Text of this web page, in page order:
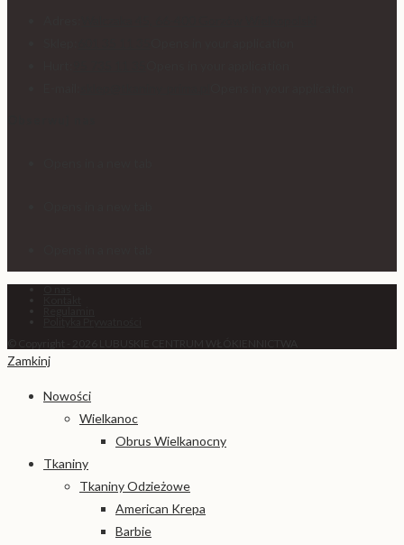
Zamkinj
Nowości
Wielkanoc
Obrus Wielkanocny
Tkaniny
Tkaniny Odzieżowe
American Krepa
Barbie